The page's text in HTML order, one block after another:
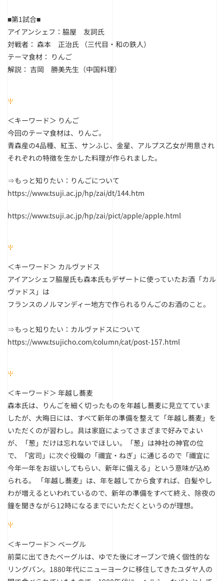
■第1試合■
アイアンシェフ ：脇屋 友詞氏
対戦者 ： 森本 正治氏 （三代目・和の鉄人）
テーマ食材 ： りんご
解説 ： 吉岡 勝美先生（中国料理）
＜キーワード＞ りんご
今回のテーマ食材は、りんご。
青森産の4品種、紅玉、サンふじ、金星、アルプス乙女が用意され
それぞれの特徴を生かした料理が作られました。
⇒もっと知りたい：りんごについて
https://www.tsuji.ac.jp/hp/zai/dt/144.htm
https://www.tsuji.ac.jp/hp/zai/pict/apple/apple.html
＜キーワード＞ カルヴァドス
アイアンシェフ脇屋氏も森本氏もデザートに使っていたお酒「カル
ヴァドス」は
フランスのノルマンディー地方で作られるりんごのお酒のこと。
⇒もっと知りたい：カルヴァドスについて
https://www.tsujicho.com/column/cat/post-157.html
＜キーワード＞ 年越し蕎麦
森本氏は、りんごを細く切ったものを年越し蕎麦に見立てていま
したが、大晦日には、すべて新年の準備を整えて「年越し蕎麦」を
いただくのが習わし。具は家庭によってさまざまで好みでよい
が、「葱」だけは忘れないでほしい。「葱」は神社の神官の位
で、「宮司」に次ぐ役職の「禰宜・ねぎ」に通じるので「禰宜に
今年一年をお祓いしてもらい、新年に備える」という意味が込め
られる。 「年越し蕎麦」は、年を越してから食すれば、白髪やし
わが増えるといわれているので、新年の準備をすべて終え、除夜の
鐘を聞きながら12時になるまでにいただくというのが理想。
＜キーワード＞ ベーグル
前菜に出てきたベーグルは、ゆでた後にオーブンで焼く個性的な
リングパン。1880年代にニューヨークに移住してきたユダヤ人の